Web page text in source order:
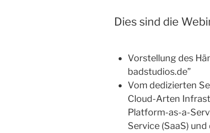
Dies sind die
Vorstellung des
badstudios.de”
Vom dedizierten
Cloud-Arten
Platform-as-a-
Service (SaaS)